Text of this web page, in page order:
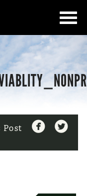
 